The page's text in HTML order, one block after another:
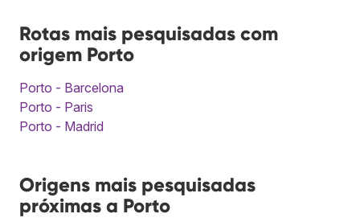
Rotas mais pesquisadas com
origem Porto
Porto - Barcelona
Porto - Paris
Porto - Madrid
Origens mais pesquisadas
próximas a Porto